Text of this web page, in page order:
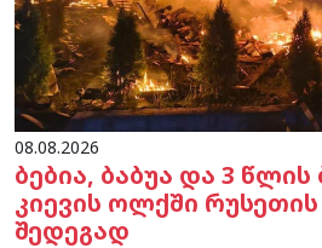
08.08.2026
ბებია, ბაბუა და 3 წლის
კიევის ოლქში
შედეგად